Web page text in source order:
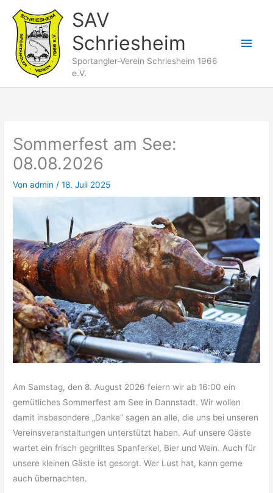
Inhalt
springen
SAV
Schriesheim
Sportangler-Verein Schriesheim 1966
e.V.
Sommerfest am See:
08.08.2026
Vonadmin /18. Juli 2025
Am Samstag, den 8. August 2026 feiern wir ab 16:00 ein
gemütliches Sommerfest am See in Dannstadt. Wir wollen
damit insbesondere „Danke“ sagen an alle, die uns bei unseren
Vereinsveranstaltungen unterstützt haben. Auf unsere Gäste
wartet ein frisch gegrilltes Spanferkel, Bier und Wein. Auch für
unsere kleinen Gäste ist gesorgt. Wer Lust hat, kann gerne
auch übernachten.